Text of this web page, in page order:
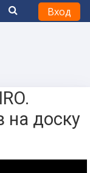
Вход
на доску